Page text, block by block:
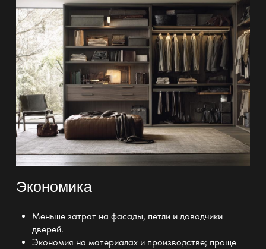
Экономика
Меньше затрат на фасады, петли и доводчики
дверей.
Экономия на материалах и производстве; проще